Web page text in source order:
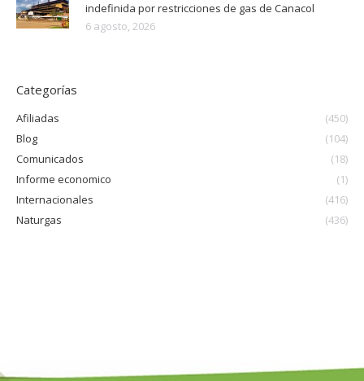
indefinida por restricciones de gas de Canacol
6 agosto, 2026
Categorías
Afiliadas
(450)
Blog
(104)
Comunicados
(18)
Informe economico
(1)
Internacionales
(416)
Naturgas
(436)